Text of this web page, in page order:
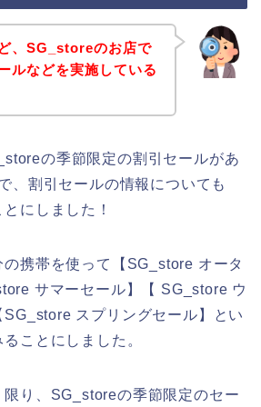
、SG_storeのお店で
ルなどを実施している
の季節限定の割引セールがあ
、割引セールの情報についても
にしました！
携帯を使って【SG_store オータ
サマーセール】【 SG_store ウ
SG_store スプリングセール】とい
ことにしました。
限り、SG_storeの季節限定のセー